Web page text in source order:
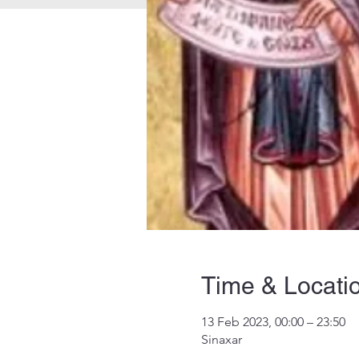
Time &
13 Feb 2023, 00:00 – 23:50
Sinaxar